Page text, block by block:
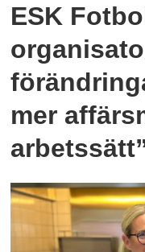
ESK
mer